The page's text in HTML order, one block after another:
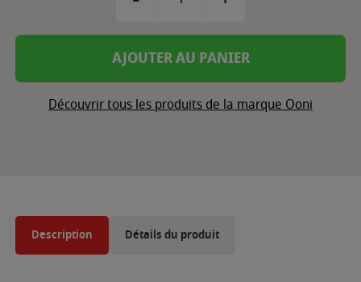
AJOUTER AU PANIER
Découvrir tous les produits de la marque Ooni
Description Détails du produit